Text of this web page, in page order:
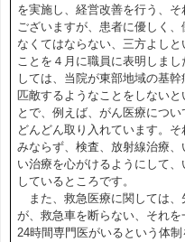
を実施し、経営改善を行う、そ
ございますが、患者に優しく、
なくてはならない、三方よしと
ことを４月に職員に表明しまし
しては、当院が東部地域の基幹
匹敵するようなことをしないと
とで、例えば、がん医療につい
どんどん取り入れています。そ
みならず、検査、放射線治療、
い治療を心がけるようにして、
しているところです。
また、救急医療に関しては、
が、救急車を断らない、それを
24時間専門医がいるという体制